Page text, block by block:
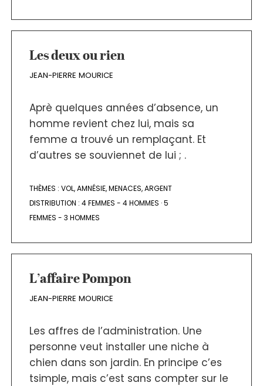
Les deux ou rien
JEAN-PIERRE MOURICE
Aprè quelques années d’absence, un
homme revient chez lui, mais sa
femme a trouvé un remplaçant. Et
d’autres se souviennet de lui ; .
THÈMES : VOL,AMNÉSIE,MENACES,ARGENT
DISTRIBUTION : 4 FEMMES - 4 HOMMES ·5
FEMMES - 3 HOMMES
L’affaire Pompon
JEAN-PIERRE MOURICE
Les affres de l’administration. Une
personne veut installer une niche à
chien dans son jardin. En principe c’es
tsimple, mais c’est sans compter sur le